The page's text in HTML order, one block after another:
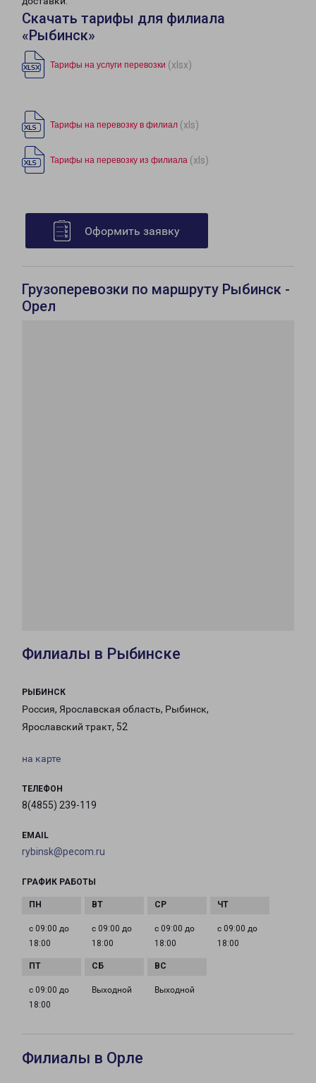
Скачать тарифы для филиала
«Рыбинск»
Тарифы на услуги перевозки (xlsx)
Тарифы на перевозку в филиал (xls)
Тарифы на перевозку из филиала (xls)
Оформить заявку
Грузоперевозки по маршруту Рыбинск -
Орел
Филиалы в Рыбинске
РЫБИНСК
Россия, Ярославская область, Рыбинск,
Ярославский тракт, 52
на карте
ТЕЛЕФОН
8(4855) 239-119
EMAIL
rybinsk@pecom.ru
ГРАФИК РАБОТЫ
с 09:00 до
18:00
с 09:00 до
18:00
с 09:00 до
18:00
с 09:00 до
18:00
с 09:00 до
18:00
Выходной Выходной
Филиалы в Орле